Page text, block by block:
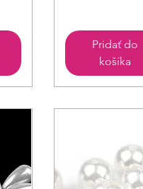
Pridať do
košíka